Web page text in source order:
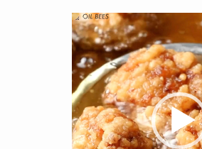
動
画
プ
レ
ー
ヤ
ー